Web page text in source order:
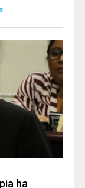
ha